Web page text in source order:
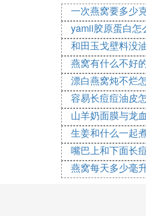
一次燕窝要多少
yamii胶原蛋白怎
和田玉戈壁料没
燕窝有什么不好
漂白燕窝炖不烂
容易长痘痘油皮
山羊奶面膜与龙
生姜和什么一起
嘴巴上和下面长
燕窝每天多少毫